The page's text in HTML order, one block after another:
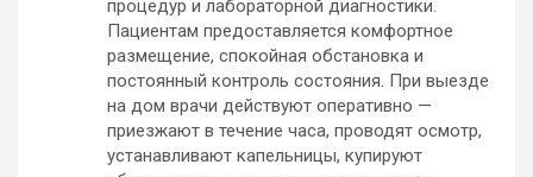
процедур и лабораторной диагностики.
Пациентам предоставляется комфортное
размещение, спокойная обстановка и
постоянный контроль состояния. При выезде
на дом врачи действуют оперативно —
приезжают в течение часа, проводят осмотр,
устанавливают капельницы, купируют